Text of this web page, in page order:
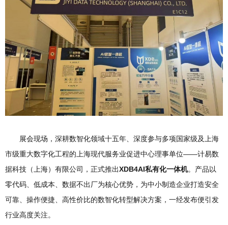
展会现场，深耕数智化领域十五年、深度参与多项国家级及上海
市级重大数字化工程的上海现代服务业促进中心理事单位——计易数
据科技（上海）有限公司，正式推出XDB4AI私有化一体机。产品以
零代码、低成本、数据不出厂为核心优势，为中小制造企业打造安全
可靠、操作便捷、高性价比的数智化转型解决方案，一经发布便引发
行业高度关注。